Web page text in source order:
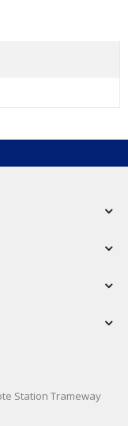
Station Trameway